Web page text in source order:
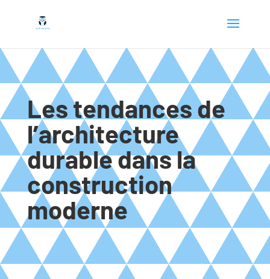
Les tendances de
l’architecture
durable dans la
construction
moderne